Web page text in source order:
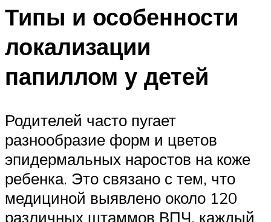
Типы и особенности
локализации
папиллом у детей
Родителей часто пугает
разнообразие форм и цветов
эпидермальных наростов на коже
ребенка. Это связано с тем, что
медициной выявлено около 120
различных штаммов ВПЧ, каждый